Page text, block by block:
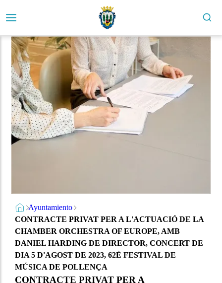
Ayuntamiento
CONTRACTE PRIVAT PER A L'ACTUACIÓ DE LA
CHAMBER ORCHESTRA OF EUROPE, AMB
DANIEL HARDING DE DIRECTOR, CONCERT DE
DIA 5 D'AGOST DE 2023, 62È FESTIVAL DE
MÚSICA DE POLLENÇA
CONTRACTE PRIVAT PER A